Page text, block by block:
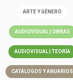
ARTE Y GÉNERO
AUDIOVISUAL | OBRAS
AUDIOVISUAL | TEORÍA
CATÁLOGOS Y ANUARIOS